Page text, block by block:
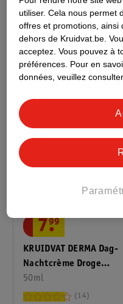
Kruidvat Derma
Shampoing Calmant
24
KRUIDVAT DERMA Dag-
Nachtcrème Droge
Huid
50ml
7.
99
14
utiliser. Cela nous permet
offres et promotions, ainsi
dehors de Kruidvat.be.
acceptez. Vous pouvez à
préférences. Pour en
données, veuillez